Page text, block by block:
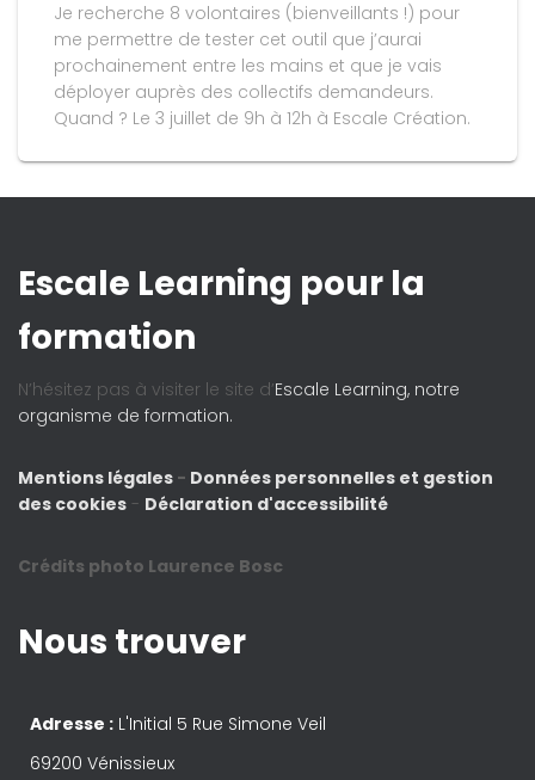
Je recherche 8 volontaires (bienveillants !) pour
me permettre de tester cet outil que j’aurai
prochainement entre les mains et que je vais
déployer auprès des collectifs demandeurs.
Quand ? Le 3 juillet de 9h à 12h à Escale Création.
Escale Learning pour la
formation
N’hésitez pas à visiter le site d’Escale Learning, notre
organisme de formation.
Mentions légales - Données personnelles et gestion
des cookies - Déclaration d'accessibilité
Crédits photo Laurence Bosc
Nous trouver
Adresse : L'Initial 5 Rue Simone Veil
69200 Vénissieux